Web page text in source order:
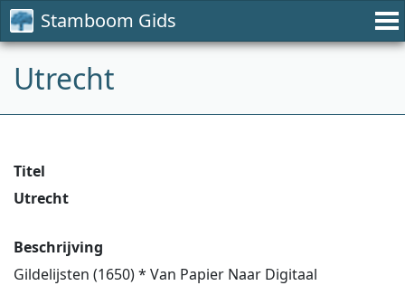
Stamboom Gids
Utrecht
Titel
Utrecht
Beschrijving
Gildelijsten (1650) * Van Papier Naar Digitaal